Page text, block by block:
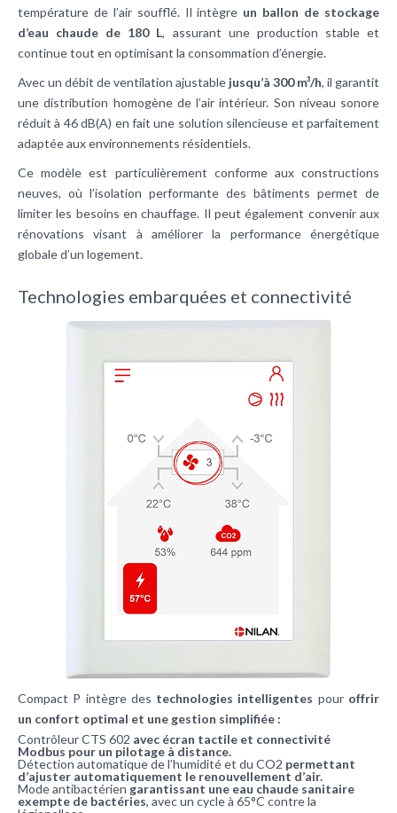
température de l’air soufflé. Il intègre un ballon de stockage
d’eau chaude de 180 L, assurant une production stable et
continue tout en optimisant la consommation d’énergie.
Avec un débit de ventilation ajustable jusqu’à 300 m³/h, il garantit
une distribution homogène de l’air intérieur. Son niveau sonore
réduit à 46 dB(A) en fait une solution silencieuse et parfaitement
adaptée aux environnements résidentiels.
Ce modèle est particulièrement conforme aux constructions
neuves, où l’isolation performante des bâtiments permet de
limiter les besoins en chauffage. Il peut également convenir aux
rénovations visant à améliorer la performance énergétique
globale d’un logement.
Technologies embarquées et connectivité
Compact P intègre des technologies intelligentes pouroffrir
un confort optimal et une gestion simplifiée :
Contrôleur CTS 602 avec écran tactile et connectivité
Modbus pour un pilotage à distance.
Détection automatique de l’humidité et du CO2 permettant
d’ajuster automatiquement le renouvellement d’air.
Mode antibactérien garantissant une eau chaude sanitaire
exempte de bactéries, avec un cycle à 65°C contre la